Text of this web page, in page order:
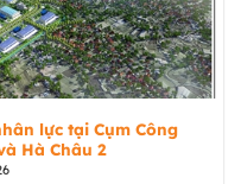
lực tại Cụm Công
Hà Châu 2